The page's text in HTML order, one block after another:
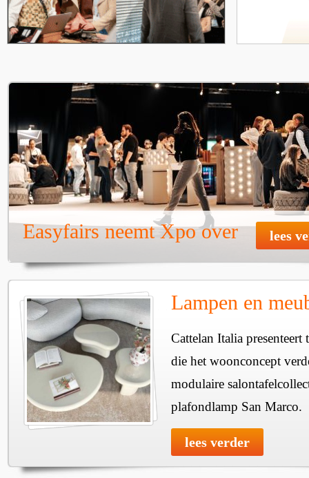
Easyfairs neemt Xpo over lees
Lampen en
Cattelan Italia
die het woonconcept
modulaire
plafondlamp San Marco.
lees verder